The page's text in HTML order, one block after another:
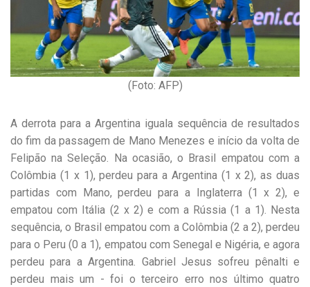
(Foto: AFP)
A derrota para a Argentina iguala sequência de resultados
do fim da passagem de Mano Menezes e início da volta de
Felipão na Seleção. Na ocasião, o Brasil empatou com a
Colômbia (1 x 1), perdeu para a Argentina (1 x 2), as duas
partidas com Mano, perdeu para a Inglaterra (1 x 2), e
empatou com Itália (2 x 2) e com a Rússia (1 a 1). Nesta
sequência, o Brasil empatou com a Colômbia (2 a 2), perdeu
para o Peru (0 a 1), empatou com Senegal e Nigéria, e agora
perdeu para a Argentina. Gabriel Jesus sofreu pênalti e
perdeu mais um - foi o terceiro erro nos último quatro